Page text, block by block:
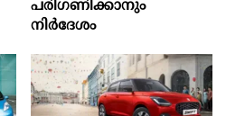
പരിഗണിക്കാനും
നിർദേശം